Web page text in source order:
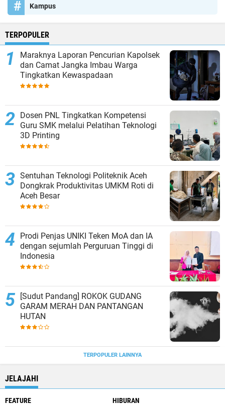
Kampus
TERPOPULER
Maraknya Laporan Pencurian Kapolsek
dan Camat Jangka Imbau Warga
Tingkatkan Kewaspadaan
Dosen PNL Tingkatkan Kompetensi
Guru SMK melalui Pelatihan Teknologi
3D Printing
Sentuhan Teknologi Politeknik Aceh
Dongkrak Produktivitas UMKM Roti di
Aceh Besar
Prodi Penjas UNIKI Teken MoA dan IA
dengan sejumlah Perguruan Tinggi di
Indonesia
[Sudut Pandang] ROKOK GUDANG
GARAM MERAH DAN PANTANGAN
HUTAN
TERPOPULER LAINNYA
JELAJAHI
FEATURE
HIBURAN